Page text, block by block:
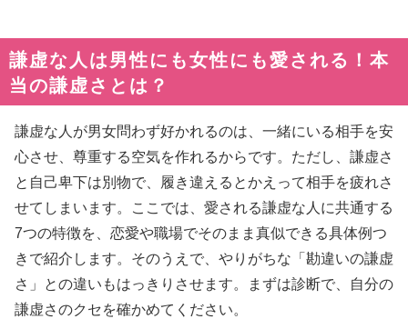
謙虚な人は男性にも女性にも愛される！本
当の謙虚さとは？
謙虚な人が男女問わず好かれるのは、一緒にいる相手を安
心させ、尊重する空気を作れるからです。ただし、謙虚さ
と自己卑下は別物で、履き違えるとかえって相手を疲れさ
せてしまいます。ここでは、愛される謙虚な人に共通する
7つの特徴を、恋愛や職場でそのまま真似できる具体例つ
きで紹介します。そのうえで、やりがちな「勘違いの謙虚
さ」との違いもはっきりさせます。まずは診断で、自分の
謙虚さのクセを確かめてください。